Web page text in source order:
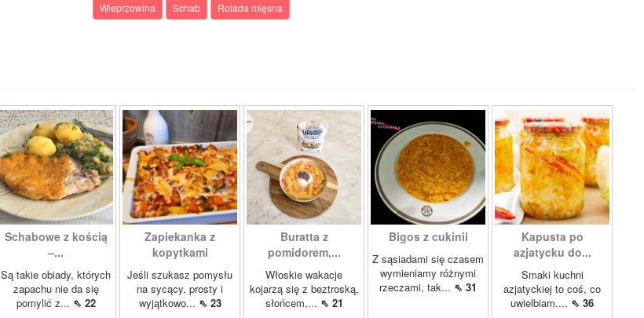
Wieprzowina Schab Rolada mięsna
Schabowe z kością
–...
Są takie obiady, których
zapachu nie da się
pomylić z... ⇖ 22
Zapiekanka z
kopytkami
Jeśli szukasz pomysłu
na sycący, prosty i
wyjątkowo... ⇖ 23
Buratta z
pomidorem,...
Włoskie wakacje
kojarzą się z beztroską,
słońcem,... ⇖ 21
Bigos z cukinii
Z sąsiadami się czasem
wymieniamy różnymi
rzeczami, tak... ⇖ 31
Kapusta po
azjatycku do...
Smaki kuchni
azjatyckiej to coś, co
uwielbiam.... ⇖ 36